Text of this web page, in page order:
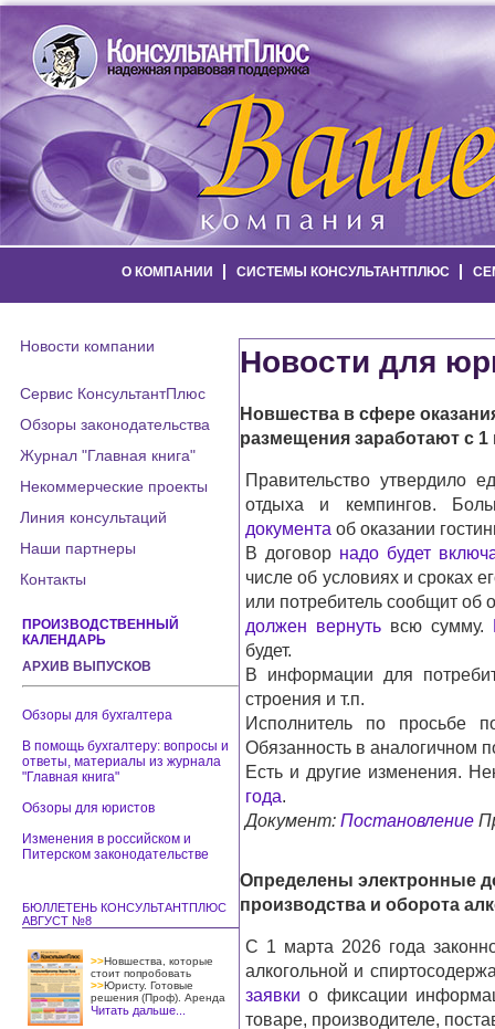
О КОМПАНИИ СИСТЕМЫ КОНСУЛЬТАНТПЛЮС
Новости компании
Сервис КонсультантПлюс
Обзоры законодательства
Журнал "Главная книга"
Некоммерческие проекты
Линия консультаций
Наши партнеры
Контакты
ПРОИЗВОДСТВЕННЫЙ
КАЛЕНДАРЬ
АРХИВ ВЫПУСКОВ
Обзоры для бухгалтера
В помощь бухгалтеру: вопросы и
ответы, материалы из журнала
"Главная книга"
Обзоры для юристов
Изменения в российском и
Питерском законодательстве
БЮЛЛЕТЕНЬ КОНСУЛЬТАНТПЛЮС
АВГУСТ №8
>>Новшества, которые
стоит попробовать
>>Юристу. Готовые
решения (Проф). Аренда
Читать дальше...
Новости для
Новшества в сфере
размещения заработают с 1
Правительство утвердило
отдыха и кемпингов.
документа об оказании
В договор надо будет
числе об условиях и сроках
или потребитель сообщит об
должен вернуть всю сумму.
будет.
В информации для
строения и т.п.
Исполнитель по просьбе
Обязанность в аналогичном
Есть и другие изменения.
года.
Документ: Постановление
Определены электронные
производства и оборота
С 1 марта 2026 года
алкогольной и
заявки о фиксации
товаре, производителе,